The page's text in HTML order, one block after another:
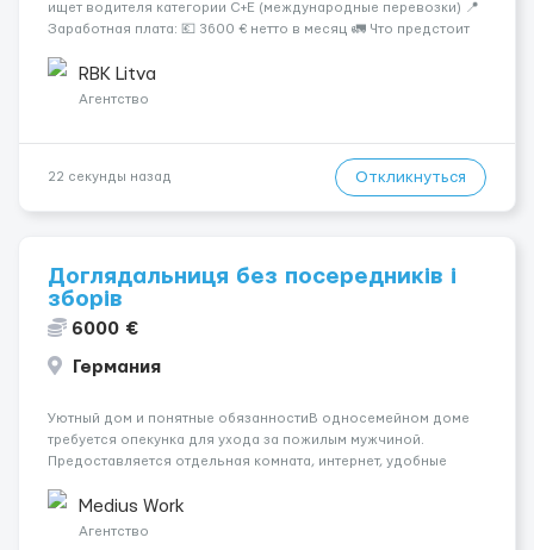
ищет водителя категории C+E (международные перевозки) 📍
Заработная плата: 💶 3600 € нетто в месяц 🚛 Что предстоит
рефрижераторах. В среднем 400–500 км в день. Погрузки и
разгрузки ...
RBK Litva
Агентство
22 секунды назад Откликнуться
Доглядальниця без посередників і
зборів
6000 €
Германия
Уютный дом и понятные обязанностиВ односемейном доме
требуется опекунка для ухода за пожилым мужчиной.
Предоставляется отдельная комната, интернет, удобные
и уборку. Магазин рядом с домом.Подойдёт тем, кто
рассматривает вакансии сиделки в гер...
Medius Work
Агентство